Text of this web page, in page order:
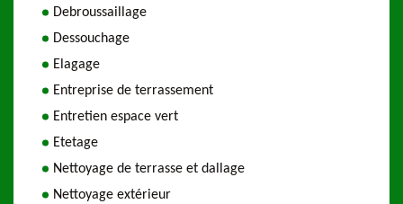
Debroussaillage
Dessouchage
Elagage
Entreprise de terrassement
Entretien espace vert
Etetage
Nettoyage de terrasse et dallage
Nettoyage extérieur